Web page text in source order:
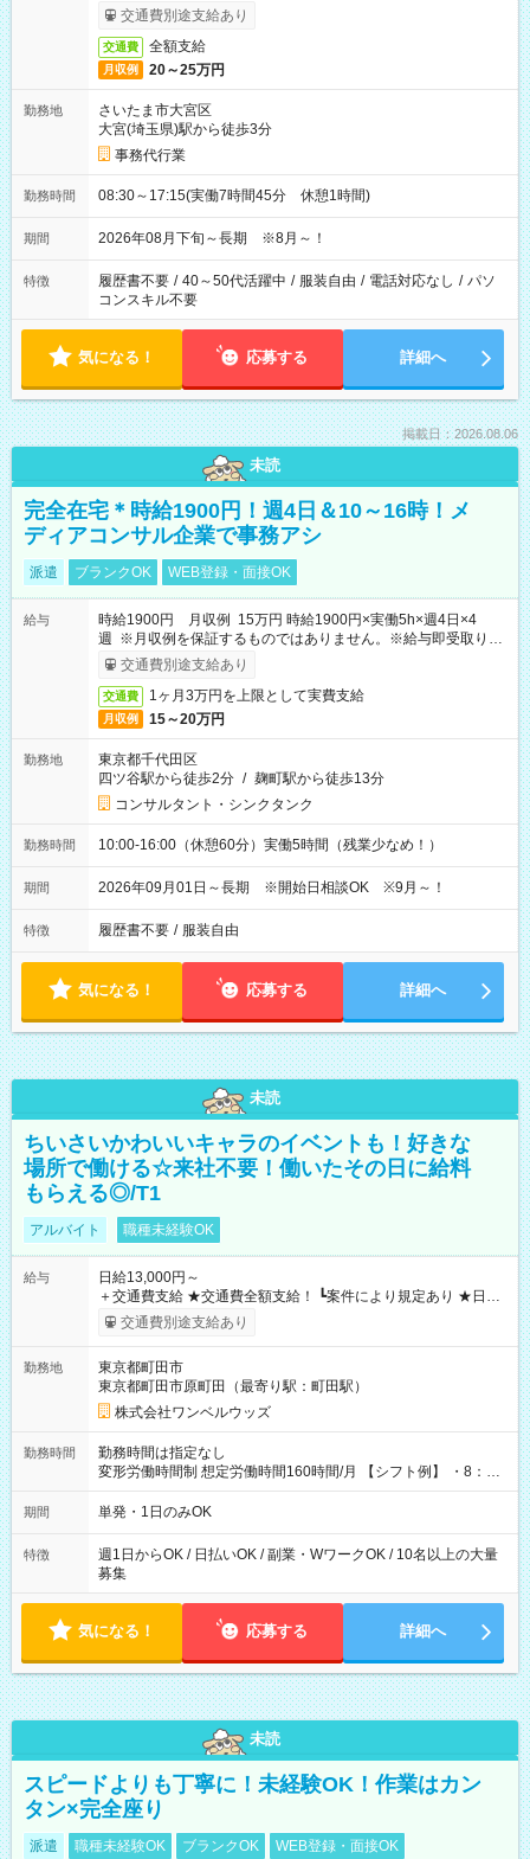
交通費別途支給あり
交通費 全額支給
月収例 20～25万円
勤務地
さいたま市大宮区
大宮(埼玉県)駅から徒歩3分
事務代行業
勤務時間 08:30～17:15(実働7時間45分 休憩1時間)
期間 2026年08月下旬～長期 ※8月～！
特徴 履歴書不要 / 40～50代活躍中 / 服装自由 / 電話対応なし / パソ
コンスキル不要
気になる！ 応募する 詳細へ
掲載日：2026.08.06
未読
完全在宅＊時給1900円！週4日＆10～16時！メ
ディアコンサル企業で事務アシ
派遣 ブランクOK WEB登録・面接OK
給与
時給1900円 月収例 15万円 時給1900円×実働5h×週4日×4
週 ※月収例を保証するものではありません。※給与即受取りサ
ービス利用可（利用条件有）
交通費別途支給あり
交通費 1ヶ月3万円を上限として実費支給
月収例 15～20万円
勤務地
東京都千代田区
四ツ谷駅から徒歩2分 / 麹町駅から徒歩13分
コンサルタント・シンクタンク
勤務時間 10:00-16:00（休憩60分）実働5時間（残業少なめ！）
期間 2026年09月01日～長期 ※開始日相談OK ※9月～！
特徴 履歴書不要 / 服装自由
気になる！ 応募する 詳細へ
未読
ちいさいかわいいキャラのイベントも！好きな
場所で働ける☆来社不要！働いたその日に給料
もらえる◎/T1
アルバイト 職種未経験OK
給与
日給13,000円～
＋交通費支給 ★交通費全額支給！ ┗案件により規定あり ★日払
いOK！（規定あり） ┗働いたその日に現金GET♪ お仕事後はコ
ンビニATMから 日払い分を引き落とせます！ 【試用期間】試
交通費別途支給あり
勤務地
東京都町田市
東京都町田市原町田（最寄り駅：町田駅）
株式会社ワンベルウッズ
勤務時間
勤務時間は指定なし
変形労働時間制 想定労働時間160時間/月 【シフト例】 ・8：00
～21：00
期間 単発・1日のみOK
特徴
週1日からOK / 日払いOK / 副業・WワークOK / 10名以上の大量
募集
気になる！ 応募する 詳細へ
未読
スピードよりも丁寧に！未経験OK！作業はカン
タン×完全座り
派遣 職種未経験OK ブランクOK WEB登録・面接OK